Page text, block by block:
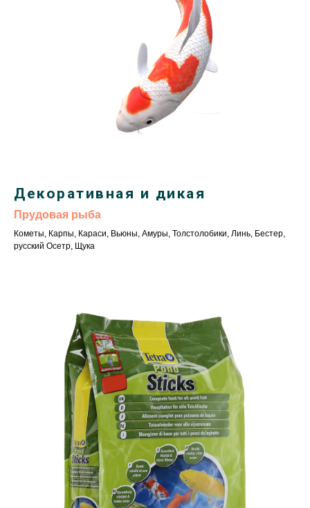
Декоративная и дикая
Прудовая рыба
Кометы, Карпы, Караси, Вьюны, Амуры, Толстолобики, Линь, Бестер,
русский Осетр, Щука